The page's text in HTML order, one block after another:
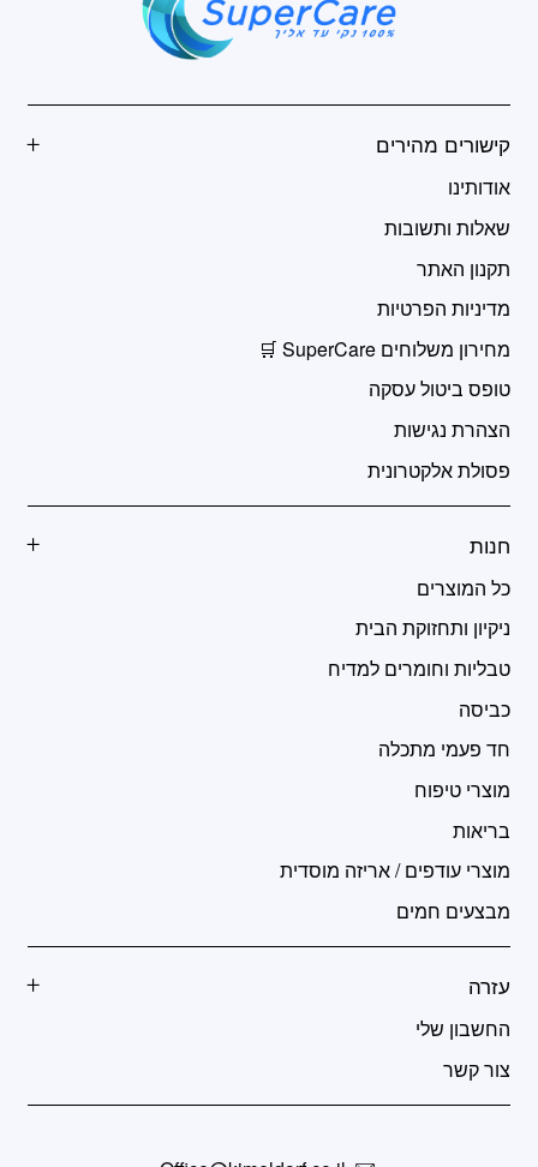
קישורים מהירים
אודותינו
שאלות ותשובות
תקנון האתר
מדיניות הפרטיות
מחירון משלוחים SuperCare 🛒
טופס ביטול עסקה
הצהרת נגישות
פסולת אלקטרונית
חנות
כל המוצרים
ניקיון ותחזוקת הבית
טבליות וחומרים למדיח
כביסה
חד פעמי מתכלה
מוצרי טיפוח
בריאות
מוצרי עודפים / אריזה מוסדית
מבצעים חמים
עזרה
החשבון שלי
צור קשר